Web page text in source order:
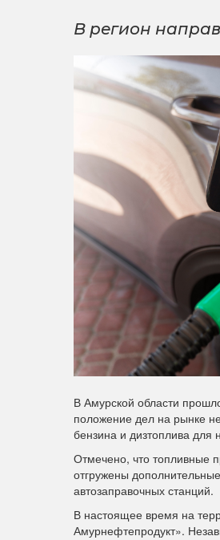
В регион
В Амурской области
положение дел на рынке
бензина и дизтоплива для
Отмечено, что топливные
отгружены
автозаправочных станций.
В настоящее время на
Амурнефтепродукт».